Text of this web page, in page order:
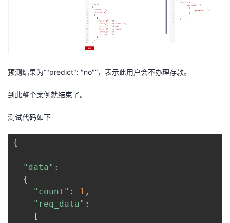
预测结果为“"predict": "no"”，表示此用户会不办理存款。
到此整个案例就结束了。
测试代码如下
{
"data" :
{
"count" : 1 ,
"req_data" :
[